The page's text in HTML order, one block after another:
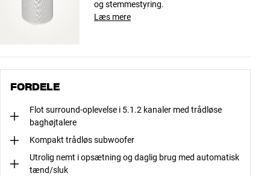
og stemmestyring.
Læs mere
FORDELE
Flot surround-oplevelse i 5.1.2 kanaler med trådløse
baghøjtalere
Kompakt trådløs subwoofer
Utrolig nemt i opsætning og daglig brug med automatisk
tænd/sluk